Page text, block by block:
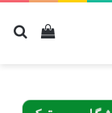
دیدن